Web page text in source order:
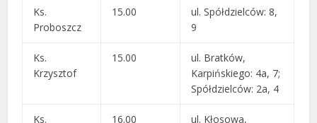
Ks.
Proboszcz
15.00
ul. Spółdzielców: 8,
9
Ks.
Krzysztof
15.00
ul. Bratków,
Karpińskiego: 4a, 7;
Spółdzielców: 2a, 4
Ks.
16.00
ul. Kłosowa,